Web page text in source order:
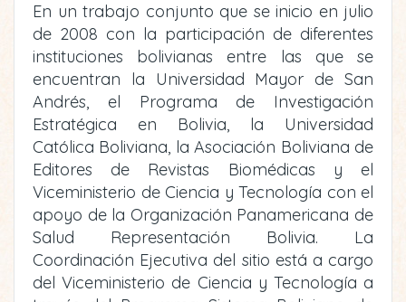
En un trabajo conjunto que se inicio en julio
de 2008 con la participación de diferentes
instituciones bolivianas entre las que se
encuentran la Universidad Mayor de San
Andrés, el Programa de Investigación
Estratégica en Bolivia, la Universidad
Católica Boliviana, la Asociación Boliviana de
Editores de Revistas Biomédicas y el
Viceministerio de Ciencia y Tecnología con el
apoyo de la Organización Panamericana de
Salud Representación Bolivia. La
Coordinación Ejecutiva del sitio está a cargo
del Viceministerio de Ciencia y Tecnología a